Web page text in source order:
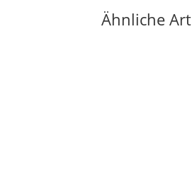
Ähnliche